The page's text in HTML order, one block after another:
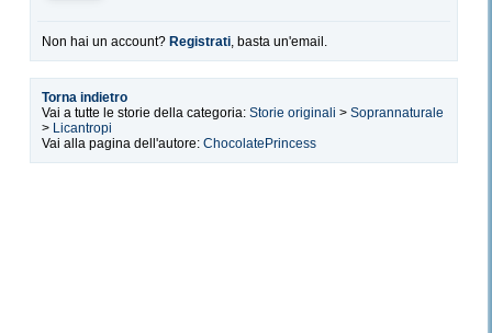
Non hai un account? Registrati, basta un'email.
Torna indietro
Vai a tutte le storie della categoria: Storie originali > Soprannaturale
> Licantropi
Vai alla pagina dell'autore: ChocolatePrincess